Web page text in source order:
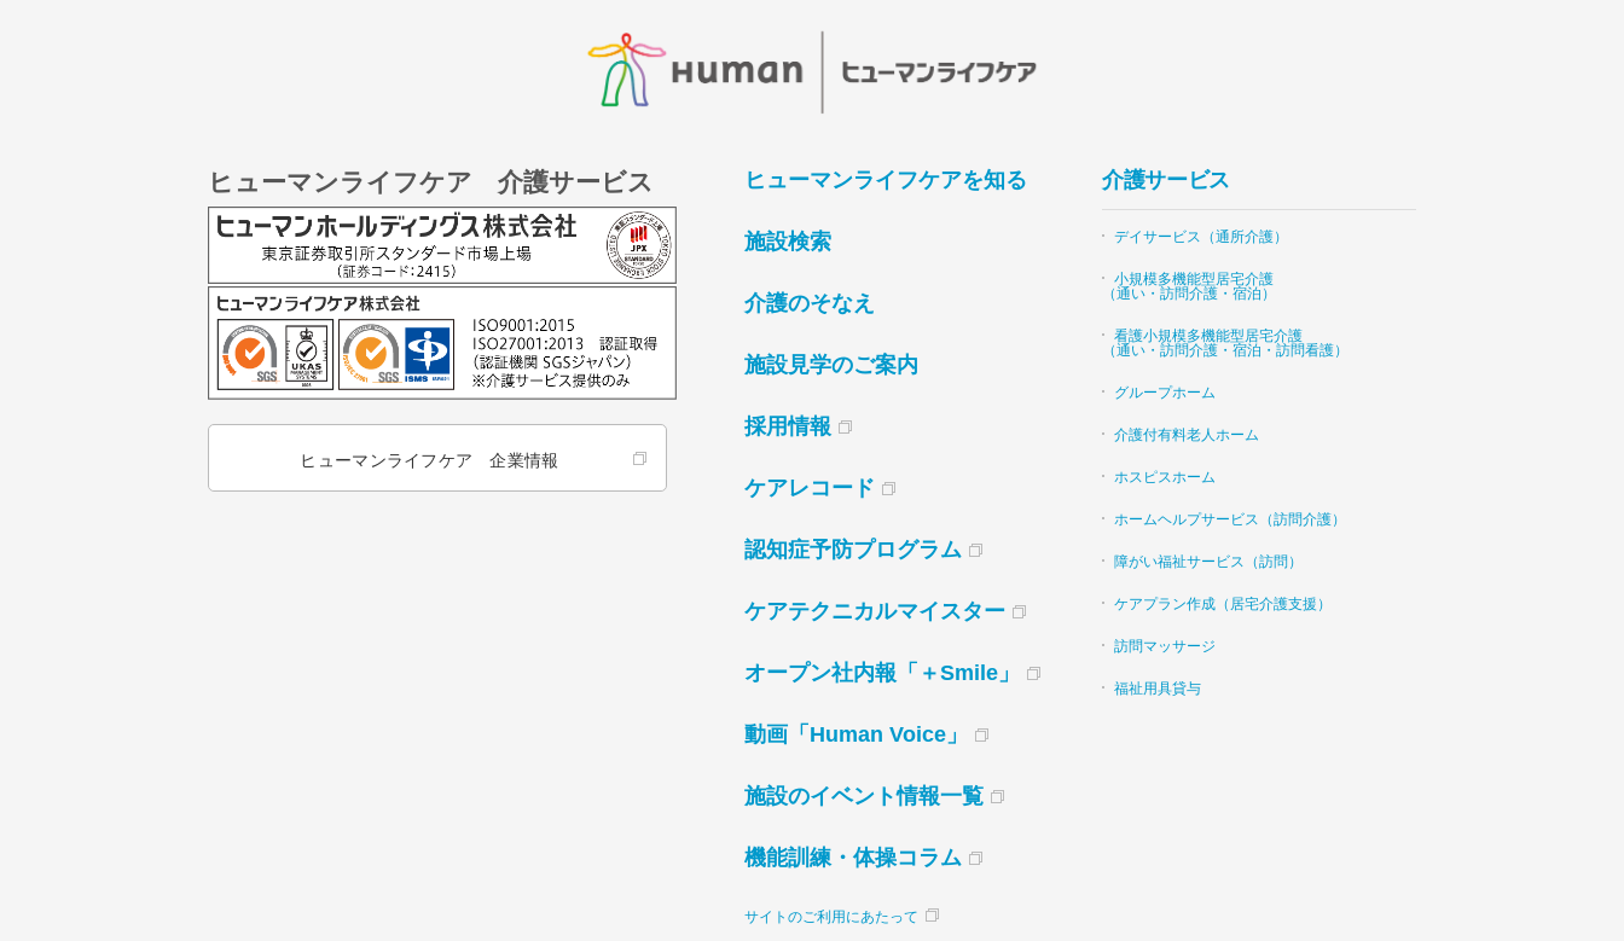
ヒューマンライフケア 介護サービス
ヒューマンライフケア 企業情報
ヒューマンライフケアを知る
施設検索
介護のそなえ
施設見学のご案内
採用情報
ケアレコード
認知症予防プログラム
ケアテクニカルマイスター
オープン社内報「＋Smile」
動画「Human Voice」
施設のイベント情報一覧
機能訓練・体操コラム
サイトのご利用にあたって
介護サービス
デイサービス（通所介護）
小規模多機能型居宅介護
（通い・訪問介護・宿泊）
看護小規模多機能型居宅介護
（通い・訪問介護・宿泊・訪問看護）
グループホーム
介護付有料老人ホーム
ホスピスホーム
ホームヘルプサービス（訪問介護）
障がい福祉サービス（訪問）
ケアプラン作成（居宅介護支援）
訪問マッサージ
福祉用具貸与